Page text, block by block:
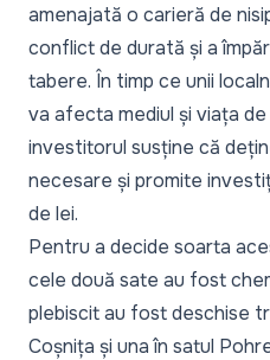
amenajată o carieră de
conflict de durată și a
tabere. În timp ce unii
va afecta mediul și viața
investitorul susține că
necesare și promite
de lei.
Pentru a decide soarta
cele două sate au fost
plebiscit au fost deschise
Coșnița și una în satul